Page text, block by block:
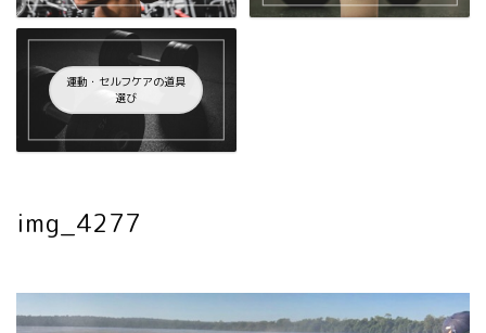
運動・セルフケアの道具
選び
img_4277